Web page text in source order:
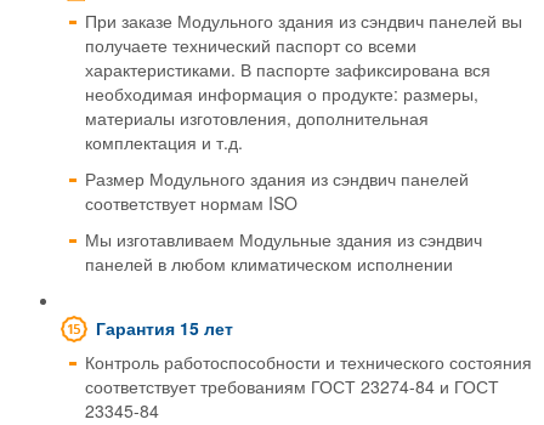
При заказе Модульного здания из сэндвич панелей вы
получаете технический паспорт со всеми
характеристиками. В паспорте зафиксирована вся
необходимая информация о продукте: размеры,
материалы изготовления, дополнительная
комплектация и т.д.
Размер Модульного здания из сэндвич панелей
соответствует нормам ISO
Мы изготавливаем Модульные здания из сэндвич
панелей в любом климатическом исполнении
Гарантия 15 лет
Контроль работоспособности и технического состояния
соответствует требованиям ГОСТ 23274-84 и ГОСТ
23345-84